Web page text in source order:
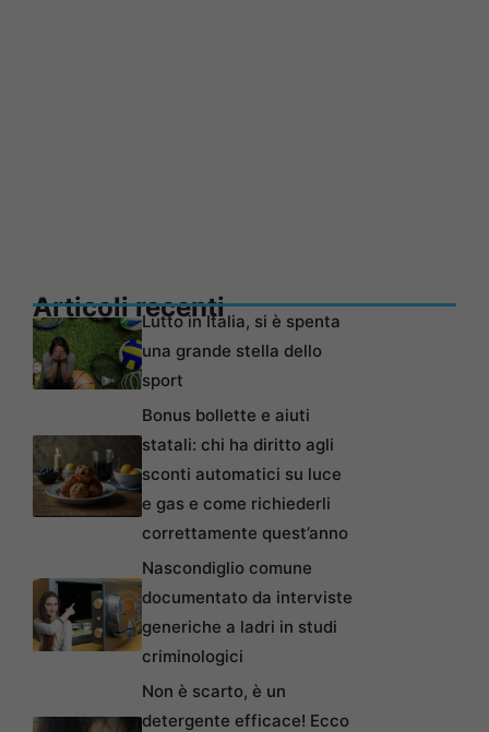
Articoli recentiLutto in Italia, si è spenta
una grande stella dello
sport
Bonus bollette e aiuti
statali: chi ha diritto agli
sconti automatici su luce
e gas e come richiederli
correttamente quest’anno
Nascondiglio comune
documentato da interviste
generiche a ladri in studi
criminologici
Non è scarto, è un
detergente efficace! Ecco